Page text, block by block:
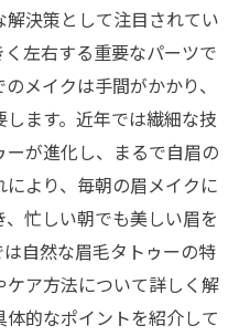
決策として注目されてい
左右する重要なパーツで
メイクは手間がかかり、
ます。近年では繊細な技
が進化し、まるで自眉の
より、毎朝の眉メイクに
忙しい朝でも美しい眉を
自然な眉毛タトゥーの特
ア方法について詳しく解
的なポイントを紹介して